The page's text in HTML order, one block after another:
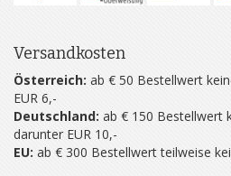
Versandkosten
Österreich: ab € 50 Bestellwert
EUR 6,-
Deutschland: ab € 150 Bestellwert
darunter EUR 10,-
EU: ab € 300 Bestellwert teilweise